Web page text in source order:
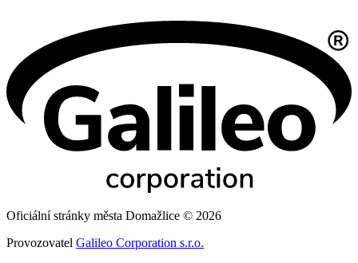
Oficiální stránky města Domažlice © 2026
Provozovatel Galileo Corporation s.r.o.